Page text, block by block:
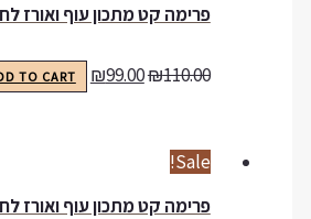
פרימה קט מתכון עוף ואורז לחתול
₪110.00
₪99.00
ADD TO CART
Sale!
פרימה קט מתכון עוף ואורז לחתול